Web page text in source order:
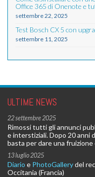
Office 365 di Onenote e
settembre 22, 2025
Test Bosch CX 5 con
settembre 11, 2025
ULTIME NEWS
22 settembre 2025
Rimossi tutti gli annunci
e interstiziali. Dopo 20 anni
basta per dare una
13 luglio 2025
Diario e PhotoGallerydel
Occitania (Francia)